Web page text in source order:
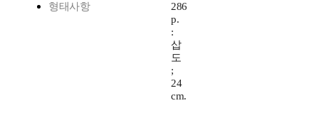
형태사항
286
p.
:
삽
도
;
24
cm.